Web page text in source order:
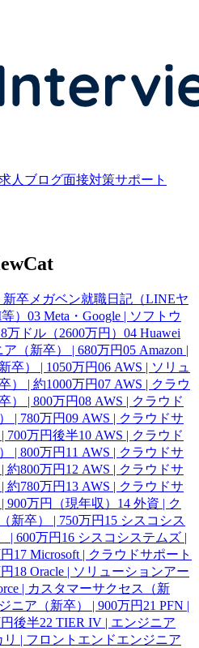
人 ブログ面接対策サポート
新卒メガベン就職日記（LINEヤ
） 03 Meta・Google | ソフトウ
ドル（2600万円） 04 Huawei
ア（新卒） | 680万円05 Amazon |
卒） | 1050万円06 AWS | ソリュ
） | 約1000万円07 AWS | クラウ
） | 800万円08 AWS | クラウド
| 780万円09 AWS | クラウドサ
700万円後半10 AWS | クラウド
| 800万円 11 AWS | クラウドサ
約800万円 12 AWS | クラウドサ
約780万円 13 AWS | クラウドサ
万円（現年収） 14 外資 | ク
新卒） | 750万円 15 シスコシス
| 600万円 16 シスコシステムズ |
17 Microsoft | クラウドサポート
18 Oracle | ソリューションアー
| カスタマーサクセス（新
ニア（新卒） | 900万円 21 PFN |
後半22 TIER IV | エンジニア
リ | フロントエンドエンジニア